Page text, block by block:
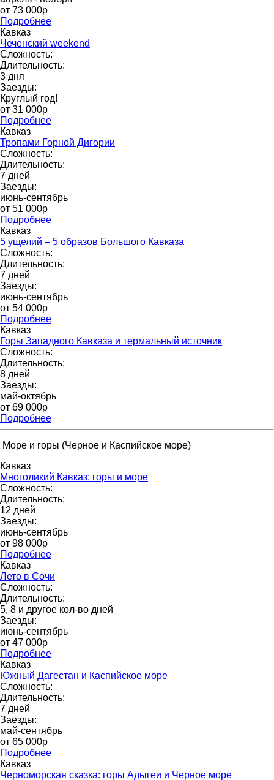
от 73 000p
Подробнее
Кавказ
Чеченский weekend
Сложность:
Длительность:
3 дня
Заезды:
Круглый год!
от 31 000p
Подробнее
Кавказ
Тропами Горной Дигории
Сложность:
Длительность:
7 дней
Заезды:
июнь-сентябрь
от 51 000р
Подробнее
Кавказ
5 ущелий – 5 образов Большого Кавказа
Сложность:
Длительность:
7 дней
Заезды:
июнь-сентябрь
от 54 000р
Подробнее
Кавказ
Горы Западного Кавказа и термальный источник
Сложность:
Длительность:
8 дней
Заезды:
май-октябрь
от 69 000p
Подробнее
Море и горы (Черное и Каспийское море)
Кавказ
Многоликий Кавказ: горы и море
Сложность:
Длительность:
12 дней
Заезды:
июнь-сентябрь
от 98 000p
Подробнее
Кавказ
Лето в Сочи
Сложность:
Длительность:
5, 8 и другое кол-во дней
Заезды:
июнь-сентябрь
от 47 000р
Подробнее
Кавказ
Южный Дагестан и Каспийское море
Сложность:
Длительность:
7 дней
Заезды:
май-сентябрь
от 65 000p
Подробнее
Кавказ
Черноморская сказка: горы Адыгеи и Черное море